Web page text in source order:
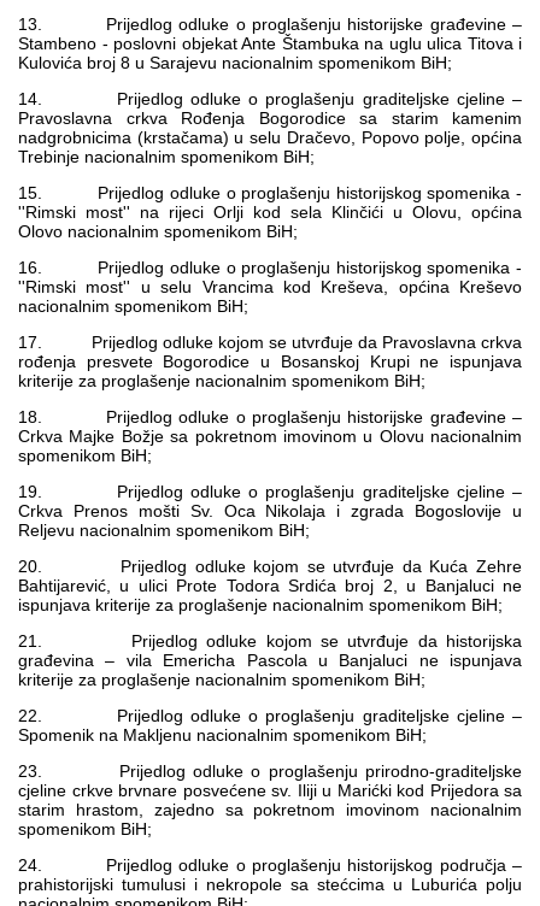
13. Prijedlog odluke o proglašenju historijske građevine –
Stambeno - poslovni objekat Ante Štambuka na uglu ulica Titova i
Kulovića broj 8 u Sarajevu nacionalnim spomenikom BiH;
14. Prijedlog odluke o proglašenju graditeljske cjeline –
Pravoslavna crkva Rođenja Bogorodice sa starim kamenim
nadgrobnicima (krstačama) u selu Dračevo, Popovo polje, općina
Trebinje nacionalnim spomenikom BiH;
15. Prijedlog odluke o proglašenju historijskog spomenika -
''Rimski most'' na rijeci Orlji kod sela Klinčići u Olovu, općina
Olovo nacionalnim spomenikom BiH;
16. Prijedlog odluke o proglašenju historijskog spomenika -
''Rimski most'' u selu Vrancima kod Kreševa, općina Kreševo
nacionalnim spomenikom BiH;
17. Prijedlog odluke kojom se utvrđuje da Pravoslavna crkva
rođenja presvete Bogorodice u Bosanskoj Krupi ne ispunjava
kriterije za proglašenje nacionalnim spomenikom BiH;
18. Prijedlog odluke o proglašenju historijske građevine –
Crkva Majke Božje sa pokretnom imovinom u Olovu nacionalnim
spomenikom BiH;
19. Prijedlog odluke o proglašenju graditeljske cjeline –
Crkva Prenos mošti Sv. Oca Nikolaja i zgrada Bogoslovije u
Reljevu nacionalnim spomenikom BiH;
20. Prijedlog odluke kojom se utvrđuje da Kuća Zehre
Bahtijarević, u ulici Prote Todora Srdića broj 2, u Banjaluci ne
ispunjava kriterije za proglašenje nacionalnim spomenikom BiH;
21. Prijedlog odluke kojom se utvrđuje da historijska
građevina – vila Emericha Pascola u Banjaluci ne ispunjava
kriterije za proglašenje nacionalnim spomenikom BiH;
22. Prijedlog odluke o proglašenju graditeljske cjeline –
Spomenik na Makljenu nacionalnim spomenikom BiH;
23. Prijedlog odluke o proglašenju prirodno-graditeljske
cjeline crkve brvnare posvećene sv. Iliji u Marićki kod Prijedora sa
starim hrastom, zajedno sa pokretnom imovinom nacionalnim
spomenikom BiH;
24. Prijedlog odluke o proglašenju historijskog područja –
prahistorijski tumulusi i nekropole sa stećcima u Luburića polju